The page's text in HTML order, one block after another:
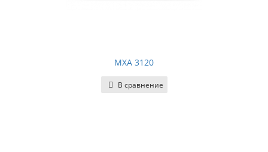
MXA 3120
В сравнение